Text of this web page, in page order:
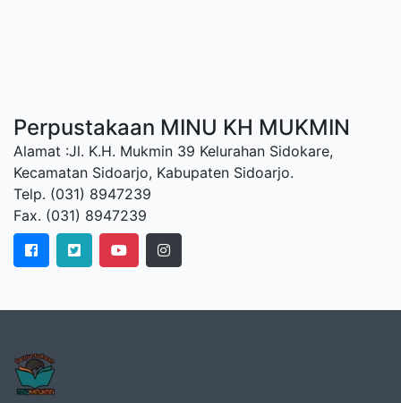
Perpustakaan MINU KH MUKMIN
Alamat :Jl. K.H. Mukmin 39 Kelurahan Sidokare,
Kecamatan Sidoarjo, Kabupaten Sidoarjo.
Telp. (031) 8947239
Fax. (031) 8947239